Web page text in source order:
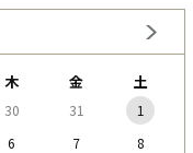
木 金 土
30 31
1
6 7
8